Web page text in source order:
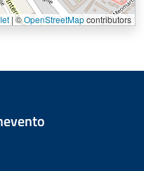
|©OpenStreetMapcontributors